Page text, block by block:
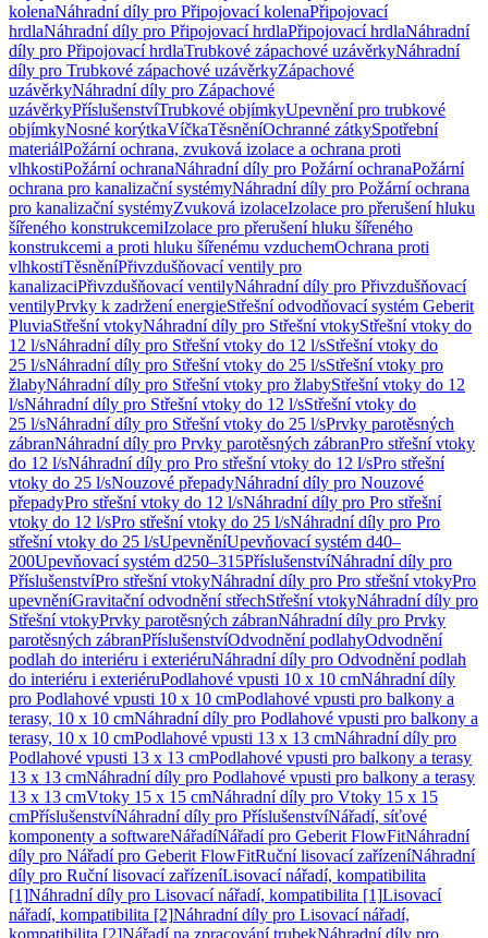
kolenaNáhradní díly pro Připojovací kolenaPřipojovací
hrdlaNáhradní díly pro Připojovací hrdlaPřipojovací hrdlaNáhradní
díly pro Připojovací hrdlaTrubkové zápachové uzávěrkyNáhradní
díly pro Trubkové zápachové uzávěrkyZápachové
uzávěrkyNáhradní díly pro Zápachové
uzávěrkyPříslušenstvíTrubkové objímkyUpevnění pro trubkové
objímkyNosné korýtkaVíčkaTěsněníOchranné zátkySpotřební
materiálPožární ochrana, zvuková izolace a ochrana proti
vlhkostiPožární ochranaNáhradní díly pro Požární ochranaPožární
ochrana pro kanalizační systémyNáhradní díly pro Požární ochrana
pro kanalizační systémyZvuková izolaceIzolace pro přerušení hluku
šířeného konstrukcemiIzolace pro přerušení hluku šířeného
konstrukcemi a proti hluku šířenému vzduchemOchrana proti
vlhkostiTěsněníPřivzdušňovací ventily pro
kanalizaciPřivzdušňovací ventilyNáhradní díly pro Přivzdušňovací
ventilyPrvky k zadržení energieStřešní odvodňovací systém Geberit
PluviaStřešní vtokyNáhradní díly pro Střešní vtokyStřešní vtoky do
12 l/sNáhradní díly pro Střešní vtoky do 12 l/sStřešní vtoky do
25 l/sNáhradní díly pro Střešní vtoky do 25 l/sStřešní vtoky pro
žlabyNáhradní díly pro Střešní vtoky pro žlabyStřešní vtoky do 12
l/sNáhradní díly pro Střešní vtoky do 12 l/sStřešní vtoky do
25 l/sNáhradní díly pro Střešní vtoky do 25 l/sPrvky parotěsných
zábranNáhradní díly pro Prvky parotěsných zábranPro střešní vtoky
do 12 l/sNáhradní díly pro Pro střešní vtoky do 12 l/sPro střešní
vtoky do 25 l/sNouzové přepadyNáhradní díly pro Nouzové
přepadyPro střešní vtoky do 12 l/sNáhradní díly pro Pro střešní
vtoky do 12 l/sPro střešní vtoky do 25 l/sNáhradní díly pro Pro
střešní vtoky do 25 l/sUpevněníUpevňovací systém d40–
200Upevňovací systém d250–315PříslušenstvíNáhradní díly pro
PříslušenstvíPro střešní vtokyNáhradní díly pro Pro střešní vtokyPro
upevněníGravitační odvodnění střechStřešní vtokyNáhradní díly pro
Střešní vtokyPrvky parotěsných zábranNáhradní díly pro Prvky
parotěsných zábranPříslušenstvíOdvodnění podlahyOdvodnění
podlah do interiéru i exteriéruNáhradní díly pro Odvodnění podlah
do interiéru i exteriéruPodlahové vpusti 10 x 10 cmNáhradní díly
pro Podlahové vpusti 10 x 10 cmPodlahové vpusti pro balkony a
terasy, 10 x 10 cmNáhradní díly pro Podlahové vpusti pro balkony a
terasy, 10 x 10 cmPodlahové vpusti 13 x 13 cmNáhradní díly pro
Podlahové vpusti 13 x 13 cmPodlahové vpusti pro balkony a terasy
13 x 13 cmNáhradní díly pro Podlahové vpusti pro balkony a terasy
13 x 13 cmVtoky 15 x 15 cmNáhradní díly pro Vtoky 15 x 15
cmPříslušenstvíNáhradní díly pro PříslušenstvíNářadí, síťové
komponenty a softwareNářadíNářadí pro Geberit FlowFitNáhradní
díly pro Nářadí pro Geberit FlowFitRuční lisovací zařízeníNáhradní
díly pro Ruční lisovací zařízeníLisovací nářadí, kompatibilita
[1]Náhradní díly pro Lisovací nářadí, kompatibilita [1]Lisovací
nářadí, kompatibilita [2]Náhradní díly pro Lisovací nářadí,
kompatibilita [2]Nářadí na zpracování trubekNáhradní díly pro